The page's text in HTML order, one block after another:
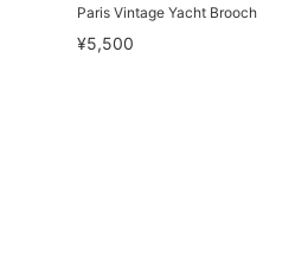
Paris Vintage Yacht Brooch
¥5,500